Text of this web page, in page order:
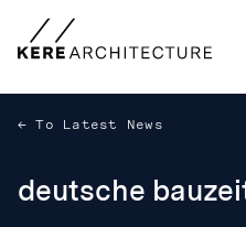
To Latest News
deutsche